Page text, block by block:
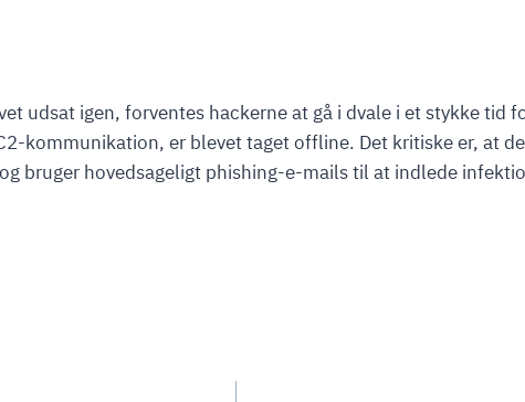
udsat igen, forventes hackerne at gå i dvale i et stykke tid
kommunikation, er blevet taget offline. Det kritiske er, at
bruger hovedsageligt phishing-e-mails til at indlede